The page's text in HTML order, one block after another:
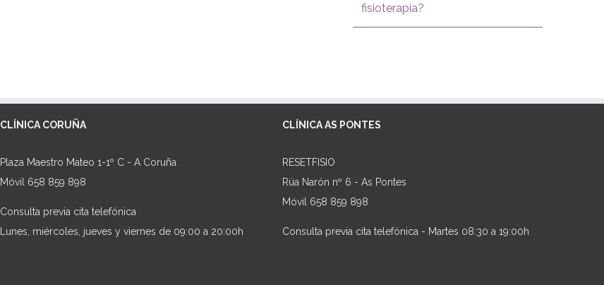
fisioterapia?
CLÍNICA CORUÑA
Plaza Maestro Mateo 1-1º C - A Coruña
Móvil 658 859 898
Consulta previa cita telefónica
Lunes, miércoles, jueves y viernes de 09:00 a 20:00h
CLÍNICA AS PONTES
RESETFISIO
Rúa Narón nº 6 - As Pontes
Móvil 658 859 898
Consulta previa cita telefónica - Martes 08:30 a 19:00h